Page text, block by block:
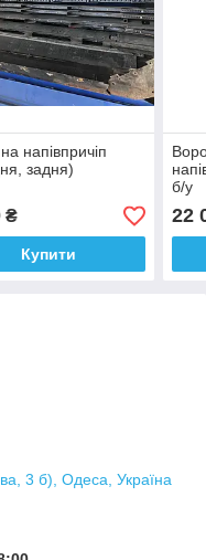
напівпричіп
задня)
₴
Купити
б/у
22
3 б), Одеса, Україна